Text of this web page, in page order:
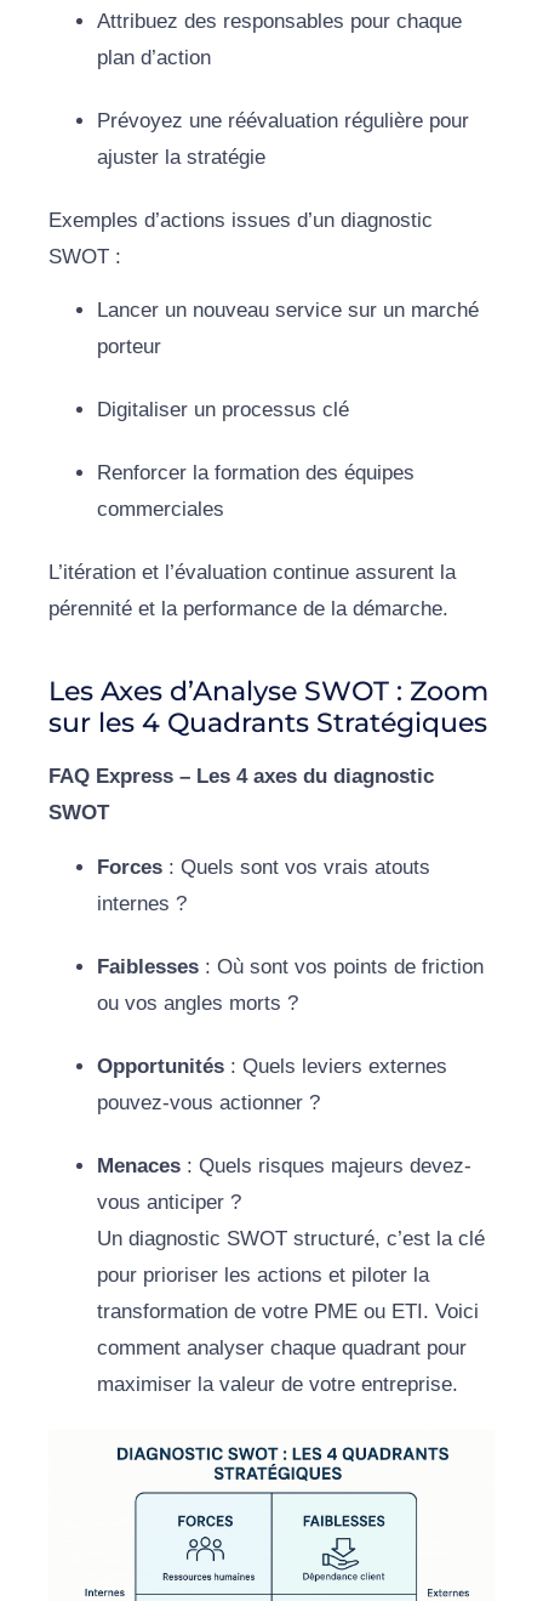
Attribuez des responsables pour chaque
plan d’action
Prévoyez une réévaluation régulière pour
ajuster la stratégie
Exemples d’actions issues d’un diagnostic
SWOT :
Lancer un nouveau service sur un marché
porteur
Digitaliser un processus clé
Renforcer la formation des équipes
commerciales
L’itération et l’évaluation continue assurent la
pérennité et la performance de la démarche.
Les Axes d’Analyse SWOT : Zoom
sur les 4 Quadrants Stratégiques
FAQ Express – Les 4 axes du diagnostic
SWOT
Forces : Quels sont vos vrais atouts
internes ?
Faiblesses : Où sont vos points de friction
ou vos angles morts ?
Opportunités : Quels leviers externes
pouvez-vous actionner ?
Menaces : Quels risques majeurs devez-
vous anticiper ?
Un diagnostic SWOT structuré, c’est la clé
pour prioriser les actions et piloter la
transformation de votre PME ou ETI. Voici
comment analyser chaque quadrant pour
maximiser la valeur de votre entreprise.